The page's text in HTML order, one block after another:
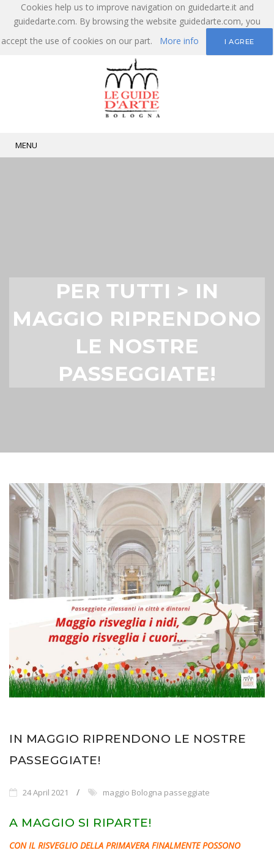
Cookies help us to improve navigation on guidedarte.it and
guidedarte.com. By browsing the website guidedarte.com, you
accept the use of cookies on our part. More info I AGREE
MENU
PER TUTTI > IN
MAGGIO RIPRENDONO
LE NOSTRE
PASSEGGIATE!
IN MAGGIO RIPRENDONO LE NOSTRE
PASSEGGIATE!
24 April 2021 maggio Bologna passeggiate
A MAGGIO SI RIPARTE!
CON IL RISVEGLIO DELLA PRIMAVERA FINALMENTE POSSONO